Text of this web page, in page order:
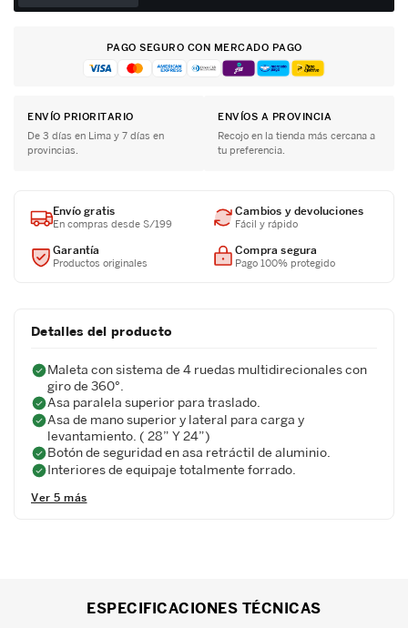
PAGO SEGURO CON MERCADO PAGO
ENVÍO PRIORITARIO
De 3 días en Lima y 7 días en
provincias.
ENVÍOS A PROVINCIA
Recojo en la tienda más cercana a
tu preferencia.
Envío gratis
En compras desde S/199
Cambios y devoluciones
Fácil y rápido
Garantía
Productos originales
Compra segura
Pago 100% protegido
Detalles del producto
Maleta con sistema de 4 ruedas multidirecionales con
giro de 360°.
Asa paralela superior para traslado.
Asa de mano superior y lateral para carga y
levantamiento. ( 28” Y 24”)
Botón de seguridad en asa retráctil de aluminio.
Interiores de equipaje totalmente forrado.
Ver 5 más
ESPECIFICACIONES TÉCNICAS